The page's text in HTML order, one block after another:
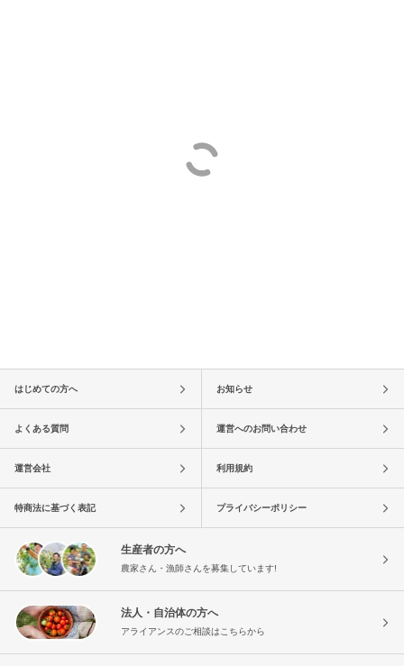
はじめての方へ お知らせ
よくある質問 運営へのお問い合わせ
運営会社 利用規約
特商法に基づく表記 プライバシーポリシー
生産者の方へ
農家さん・漁師さんを募集しています!
法人・自治体の方へ
アライアンスのご相談はこちらから